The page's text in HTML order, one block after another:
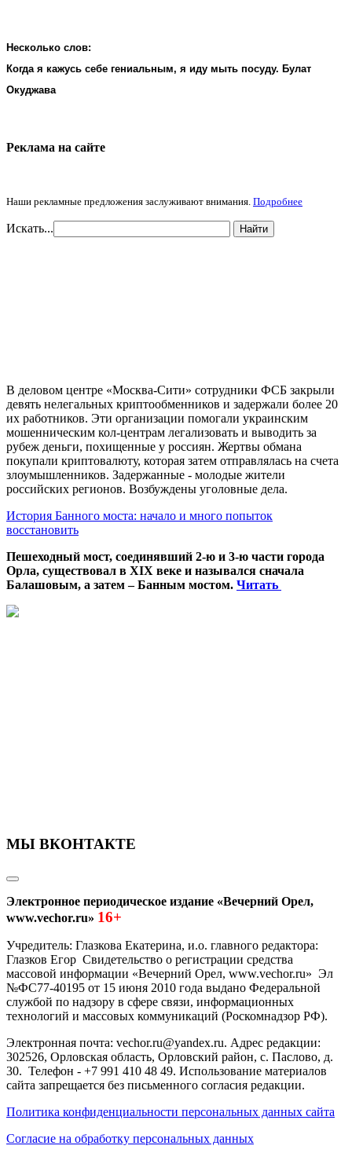
Несколько слов:
Когда я кажусь себе гениальным, я иду мыть посуду. Булат
Окуджава
Реклама на cайте
Наши рекламные предложения заслуживают внимания. Подробнее
Искать... Найти
В деловом центре «Москва-Сити» сотрудники ФСБ закрыли
девять нелегальных криптообменников и задержали более 20
их работников. Эти организации помогали украинским
мошенническим кол-центрам легализовать и выводить за
рубеж деньги, похищенные у россиян. Жертвы обмана
покупали криптовалюту, которая затем отправлялась на счета
злоумышленников. Задержанные - молодые жители
российских регионов. Возбуждены уголовные дела.
История Банного моста: начало и много попыток
восстановить
Пешеходный мост, соединявший 2-ю и 3-ю части города
Орла, существовал в XIX веке и назывался сначала
Балашовым, а затем – Банным мостом. Читать
МЫ ВКОНТАКТЕ
Электронное периодическое издание «Вечерний Орел,
www.vechor.ru» 16+
Учредитель: Глазкова Екатерина, и.о. главного редактора:
Глазков Егор Свидетельство о регистрации средства
массовой информации «Вечерний Орел, www.vechor.ru» Эл
№ФС77-40195 от 15 июня 2010 года выдано Федеральной
службой по надзору в сфере связи, информационных
технологий и массовых коммуникаций (Роскомнадзор РФ).
Электронная почта: vechor.ru@yandex.ru. Адрес редакции:
302526, Орловская область, Орловский район, с. Паслово, д.
30. Телефон - +7 991 410 48 49. Использование материалов
сайта запрещается без письменного согласия редакции.
Политика конфиденциальности персональных данных сайта
Согласие на обработку персональных данных